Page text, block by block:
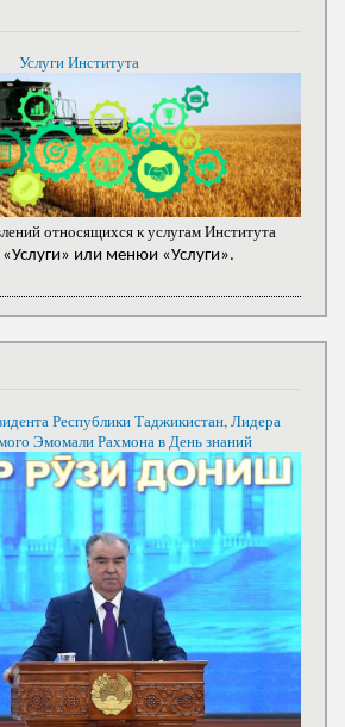
Услуги Института
относящихся к услугам Института
«Услуги» или менюи «Услуги».
Республики Таджикистан, Лидера
Эмомали Рахмона в День знаний